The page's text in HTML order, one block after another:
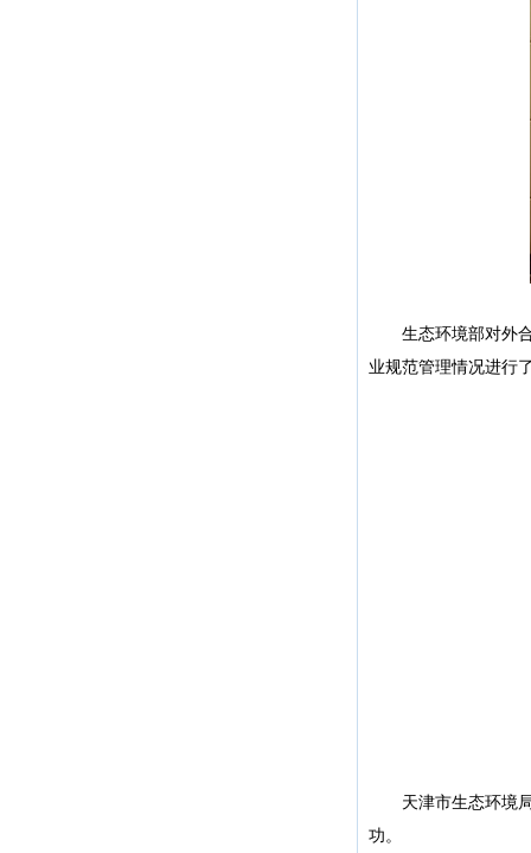
生态环境部对外合
业规范管理情况进行
天津市生态环境局
功。